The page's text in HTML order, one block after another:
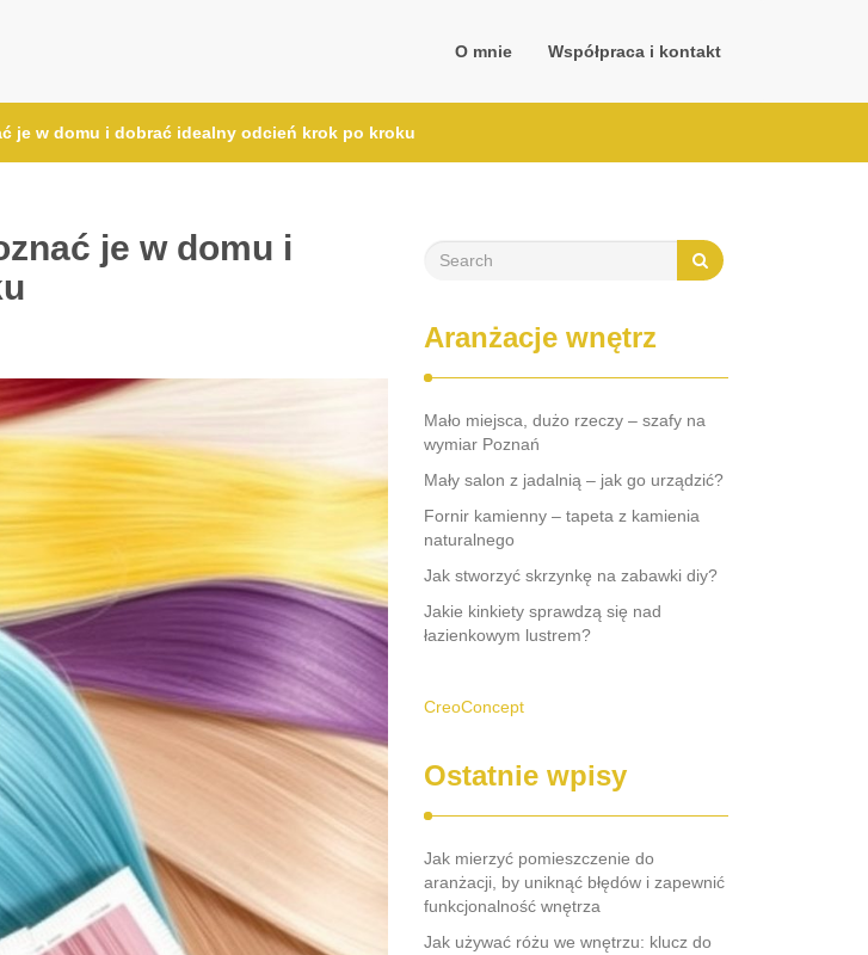
O mnie Współpraca i kontakt
je w domu i dobrać idealny odcień krok po kroku
je w domu i
Aranżacje wnętrz
Mało miejsca, dużo rzeczy – szafy na
wymiar Poznań
Mały salon z jadalnią – jak go urządzić?
Fornir kamienny – tapeta z kamienia
naturalnego
Jak stworzyć skrzynkę na zabawki diy?
Jakie kinkiety sprawdzą się nad
łazienkowym lustrem?
CreoConcept
Ostatnie wpisy
Jak mierzyć pomieszczenie do
aranżacji, by uniknąć błędów i zapewnić
funkcjonalność wnętrza
Jak używać różu we wnętrzu: klucz do